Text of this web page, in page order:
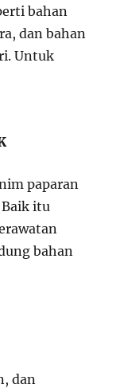
bahan
dan bahan
Untuk
paparan
itu
bahan
dan